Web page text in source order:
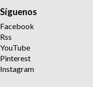
Síguenos
Facebook
Rss
YouTube
Pinterest
Instagram